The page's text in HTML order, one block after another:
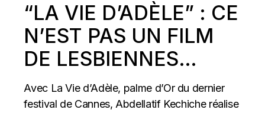
“LA VIE D’ADÈLE” : CE
N’EST PAS UN FILM
DE LESBIENNES…
Avec La Vie d’Adèle, palme d’Or du dernier
festival de Cannes, Abdellatif Kechiche réalise